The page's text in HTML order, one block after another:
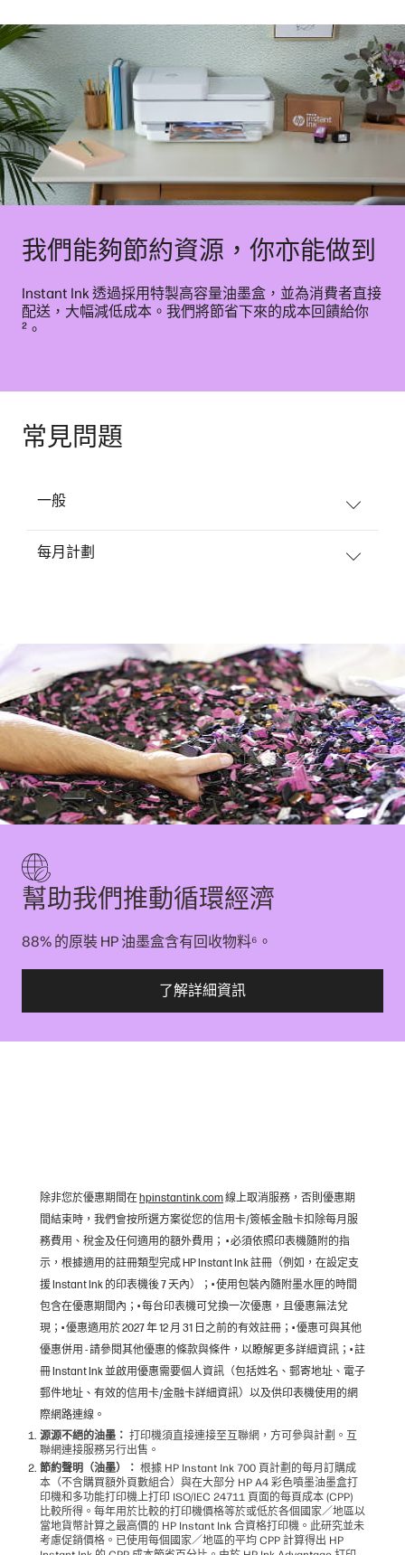
我們能夠節約資源，你亦能做到
Instant Ink 透過採用特製高容量油墨盒，並為消費者直接
配送，大幅減低成本。我們將節省下來的成本回饋給你
² 。
常見問題
一般
每月計劃
幫助我們推動循環經濟
88% 的原裝 HP 油墨盒含有回收物料⁶ 。
了解詳細資訊
除非您於優惠期間在hpinstantink.com線上取消服務，否則優惠期
間結束時，我們會按所選方案從您的信用卡/簽帳金融卡扣除每月服
務費用、稅金及任何適用的額外費用； • 必須依照印表機隨附的指
示，根據適用的註冊類型完成 HP Instant Ink 註冊（例如，在設定支
援 Instant Ink 的印表機後 7 天內）；• 使用包裝內隨附墨水匣的時間
包含在優惠期間內；• 每台印表機可兌換一次優惠，且優惠無法兌
現；• 優惠適用於 2027 年 12 月 31 日之前的有效註冊；• 優惠可與其他
優惠併用 - 請參閱其他優惠的條款與條件，以瞭解更多詳細資訊；• 註
冊 Instant Ink 並啟用優惠需要個人資訊（包括姓名、郵寄地址、電子
郵件地址、有效的信用卡/金融卡詳細資訊）以及供印表機使用的網
際網路連線。
源源不絕的油墨： 打印機須直接連接至互聯網，方可參與計劃。互
聯網連接服務另行出售。
節約聲明（油墨）： 根據 HP Instant Ink 700 頁計劃的每月訂購成
本（不含購買額外頁數組合）與在大部分 HP A4 彩色噴墨油墨盒打
印機和多功能打印機上打印 ISO/IEC 24711 頁面的每頁成本 (CPP)
比較所得。每年用於比較的打印機價格等於或低於各個國家／地區以
當地貨幣計算之最高價的 HP Instant Ink 合資格打印機。此研究並未
考慮促銷價格。已使用每個國家／地區的平均 CPP 計算得出 HP